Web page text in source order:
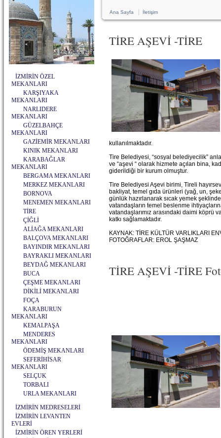
İZMİRİN ÖZEL
MEKANLARI
KARŞIYAKA
MEKANLARI
NARLIDERE
MEKANLARI
GÜZELBAHÇE
MEKANLARI
GAZİEMİR MEKANLARI
KINIK MEKANLARI
KARABAĞLAR
MEKANLARI
BERGAMA MEKANLARI
MERKEZ MEKANLARI
BORNOVA
MENEMEN MEKANLARI
TİRE
ÇİĞLİ
ALİAĞA MEKANLARI
BALÇOVA MEKANLARI
BAYINDIR MEKANLARI
BAYRAKLI MEKANLARI
BEYDAĞ MEKANLARI
BUCA
ÇEŞME MEKANLARI
DİKİLİ MEKANLARI
FOÇA
KARABURUN
MEKANLARI
KEMALPAŞA
MENDERES
MEKANLARI
ÖDEMİŞ MEKANLARI
SEFERİHİSAR
MEKANLARI
SELÇUK
TORBALI
URLA MEKANLARI
İZMİRİN MEDRESELERİ
İZMİRİN LEVANTEN
EVLERİ
İZMİRİN ÖREN YERLERİ
Ana Sayfa İletişim
TİRE AŞEVİ -TİRE
kullanılmaktadır.
Tire Belediyesi, “sosyal belediyecilik”
ve “aşevi “ olarak hizmete açılan bina,
giderildiği bir kurum olmuştur.
Tire Belediyesi Aşevi birimi, Tireli
bakliyat, temel gıda ürünleri (yağ, un,
günlük hazırlanarak sıcak yemek
vatandaşların temel beslenme
vatandaşlarımız arasındaki daimi köprü
katkı sağlamaktadır.
KAYNAK: TİRE KÜLTÜR VARLIKLARI
FOTOĞRAFLAR: EROL ŞAŞMAZ
TİRE AŞEVİ -TİRE